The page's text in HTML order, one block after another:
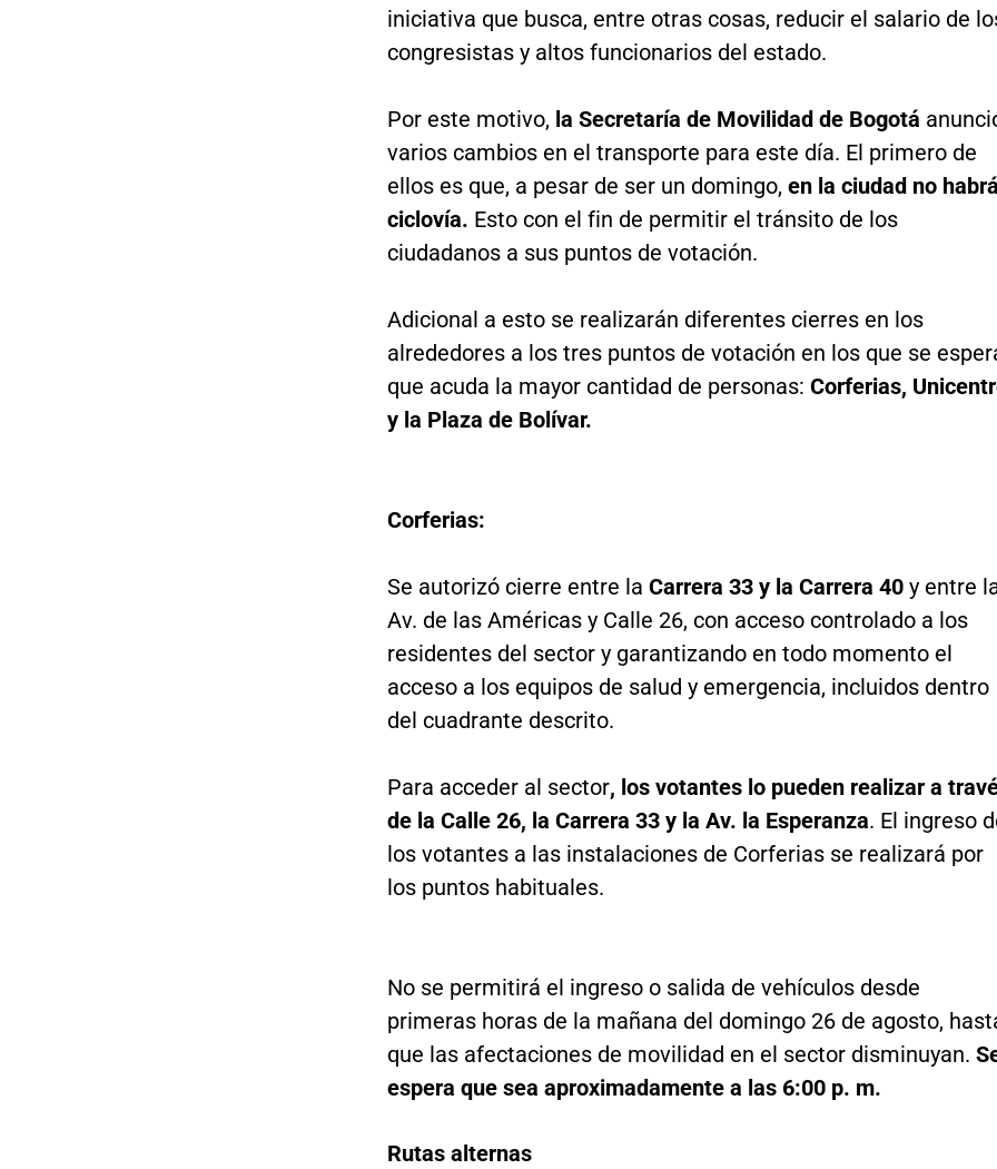
iniciativa que busca, entre otras cosas, reducir el salario de
congresistas y altos funcionarios del estado.
Por este motivo, la Secretaría de Movilidad de Bogotá
varios cambios en el transporte para este día. El primero de
ellos es que, a pesar de ser un domingo, en la ciudad no
ciclovía. Esto con el fin de permitir el tránsito de los
ciudadanos a sus puntos de votación.
Adicional a esto se realizarán diferentes cierres en los
alrededores a los tres puntos de votación en los que se
que acuda la mayor cantidad de personas: Corferias,
y la Plaza de Bolívar.
Corferias:
Se autorizó cierre entre la Carrera 33 y la Carrera 40 y entre
Av. de las Américas y Calle 26, con acceso controlado a los
residentes del sector y garantizando en todo momento el
acceso a los equipos de salud y emergencia, incluidos dentro
del cuadrante descrito.
Para acceder al sector, los votantes lo pueden realizar a
de la Calle 26, la Carrera 33 y la Av. la Esperanza. El ingreso
los votantes a las instalaciones de Corferias se realizará por
los puntos habituales.
No se permitirá el ingreso o salida de vehículos desde
primeras horas de la mañana del domingo 26 de agosto,
que las afectaciones de movilidad en el sector disminuyan.
espera que sea aproximadamente a las 6:00 p. m.
Rutas alternas